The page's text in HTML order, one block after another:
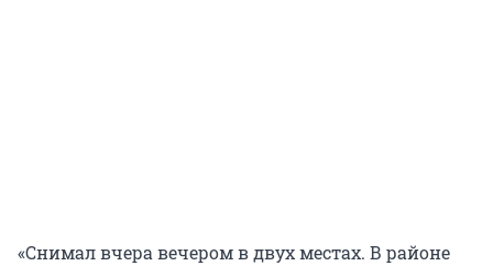
«Снимал вчера вечером в двух местах. В районе